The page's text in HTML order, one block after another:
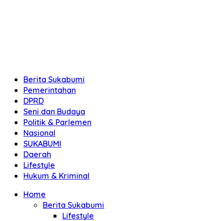
Berita Sukabumi
Pemerintahan
DPRD
Seni dan Budaya
Politik & Parlemen
Nasional
SUKABUMI
Daerah
Lifestyle
Hukum & Kriminal
Home
Berita Sukabumi
Lifestyle